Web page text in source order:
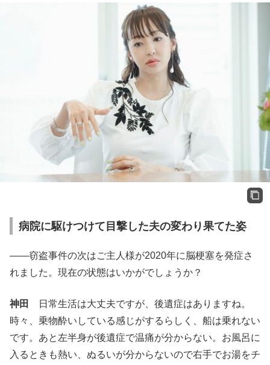
病院に駆けつけて目撃した夫の変わり果てた姿
――窃盗事件の次はご主人様が2020年に脳梗塞を発症さ
れました。現在の状態はいかがでしょうか？
神田
日常生活は大丈夫ですが、後遺症はありますね。
時々、乗物酔いしている感じがするらしく、船は乗れない
です。あと左半身が後遺症で温痛が分からない。お風呂に
入るときも熱い、ぬるいが分からないので右手でお湯をチ